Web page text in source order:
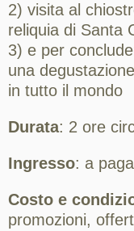
2) visita al
reliquia di Santa
3) e per
una
in tutto il mondo
Durata: 2 ore
Ingresso: a
Costo e
promozioni,